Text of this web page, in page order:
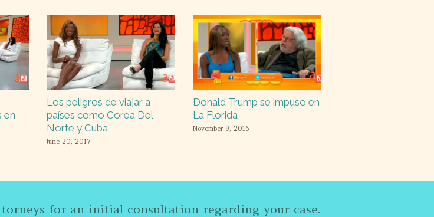
en
Los peligros de viajar a
países como Corea Del
Norte y Cuba
June 20, 2017
Donald Trump se impuso en
La Florida
November 9, 2016
for an initial consultation regarding your case.